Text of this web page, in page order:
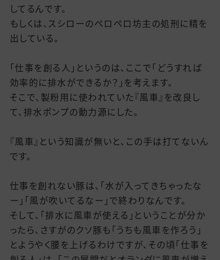
してるんです。
もしくは、スシローのペロペロ坊主の処刑に精を
出している。
「仕事を創る人」というのは、ここで「どうすれば
効率的に排水ができるか？」を考えます。
そこで、製粉用に使われていた『風車』を改良し
て、排水ポンプの動力源にした。
『風車』という知識が無いと、この手は打てないん
です。
仕事を創れない豚は、「水が入ってきちゃったな
ー」「風が吹いてるなー」で終わりなんです。
そして、「排水に風車が使える」ということが分か
ったら、さすがのクソ豚も「うちも風車を作ろう」
とようやく腰を上げるわけですが、その頃「仕事を